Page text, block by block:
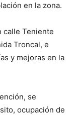
en la zona.
calle Teniente
Troncal, e
y mejoras en la
se
ocupación de